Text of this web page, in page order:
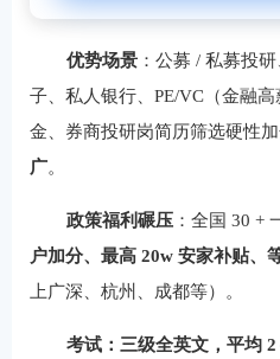
优势场景：公募 / 私募投
子、私人银行、PE/VC（金融
金、券商投研岗简历筛选硬性加
广。
政策福利碾压：全国 30 +
户加分、最高 20w 安家补贴、
上广深、杭州、成都等）。
考试：三级全英文，平均 2